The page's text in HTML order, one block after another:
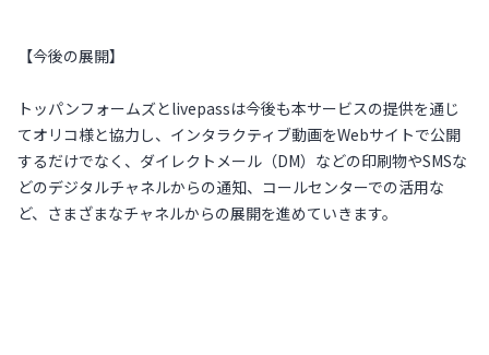
【今後の展開】
トッパンフォームズとlivepassは今後も本サービスの提供を通じ
てオリコ様と協力し、インタラクティブ動画をWebサイトで公開
するだけでなく、ダイレクトメール（DM）などの印刷物やSMSな
どのデジタルチャネルからの通知、コールセンターでの活用な
ど、さまざまなチャネルからの展開を進めていきます。